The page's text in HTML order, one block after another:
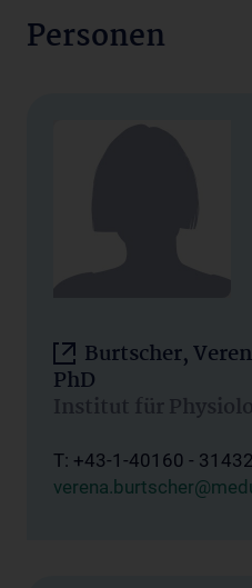
Personen
Burtscher,
PhD
Institut für
T: +43-1-40160 - 31432